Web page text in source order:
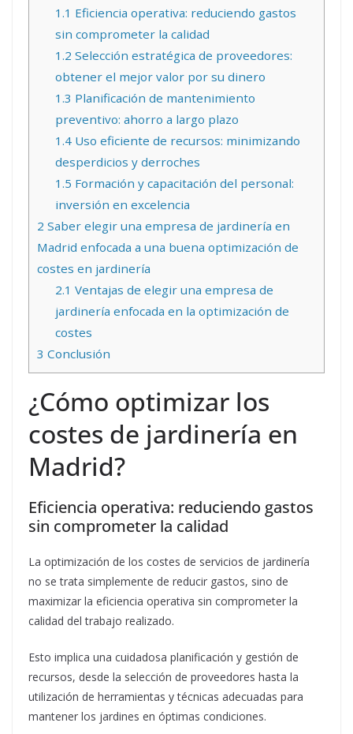
1.1 Eficiencia operativa: reduciendo gastos
sin comprometer la calidad
1.2 Selección estratégica de proveedores:
obtener el mejor valor por su dinero
1.3 Planificación de mantenimiento
preventivo: ahorro a largo plazo
1.4Uso eficiente de recursos: minimizando
desperdicios y derroches
1.5 Formación y capacitación del personal:
inversión en excelencia
2 Saber elegir una empresa de jardinería en
Madrid enfocada a una buena optimización de
costes en jardinería
2.1 Ventajas de elegir una empresa de
jardinería enfocada en la optimización de
costes
3 Conclusión
¿Cómo optimizar los
costes de jardinería en
Madrid?
Eficiencia operativa: reduciendo gastos
sin comprometer la calidad
La optimización de los costes de servicios de jardinería
no se trata simplemente de reducir gastos, sino de
maximizar la eficiencia operativa sin comprometer la
calidad del trabajo realizado.
Esto implica una cuidadosa planificación y gestión de
recursos, desde la selección de proveedores hasta la
utilización de herramientas y técnicas adecuadas para
mantener los jardines en óptimas condiciones.